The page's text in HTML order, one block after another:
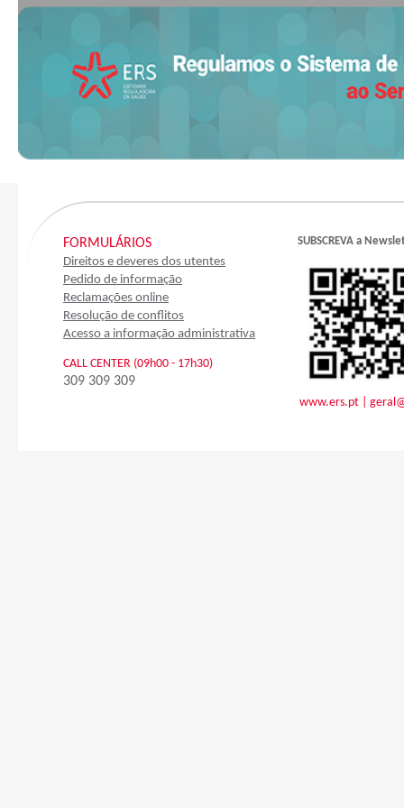
FORMULÁRIOS
Direitos e deveres dos utentes
Pedido de informação
Reclamações online
Resolução de conflitos
Acesso a informação administrativa
CALL CENTER (09h00 - 17h30)
309 309 309
SUBSCREVA a
www.ers.pt